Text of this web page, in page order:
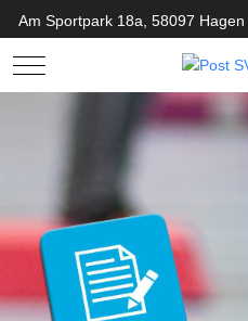
Am Sportpark 18a, 58097 Hagen
Mobile Menu Toggle